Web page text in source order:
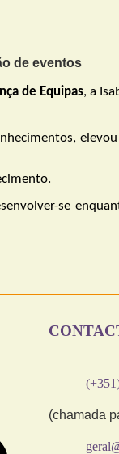
de eventos
de Equipas, a
elevou
se
(chamada